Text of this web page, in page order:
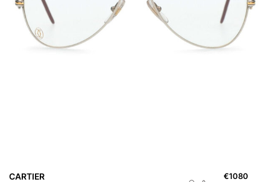
CARTIER €1080